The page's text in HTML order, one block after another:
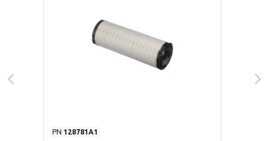
PN 128781A1